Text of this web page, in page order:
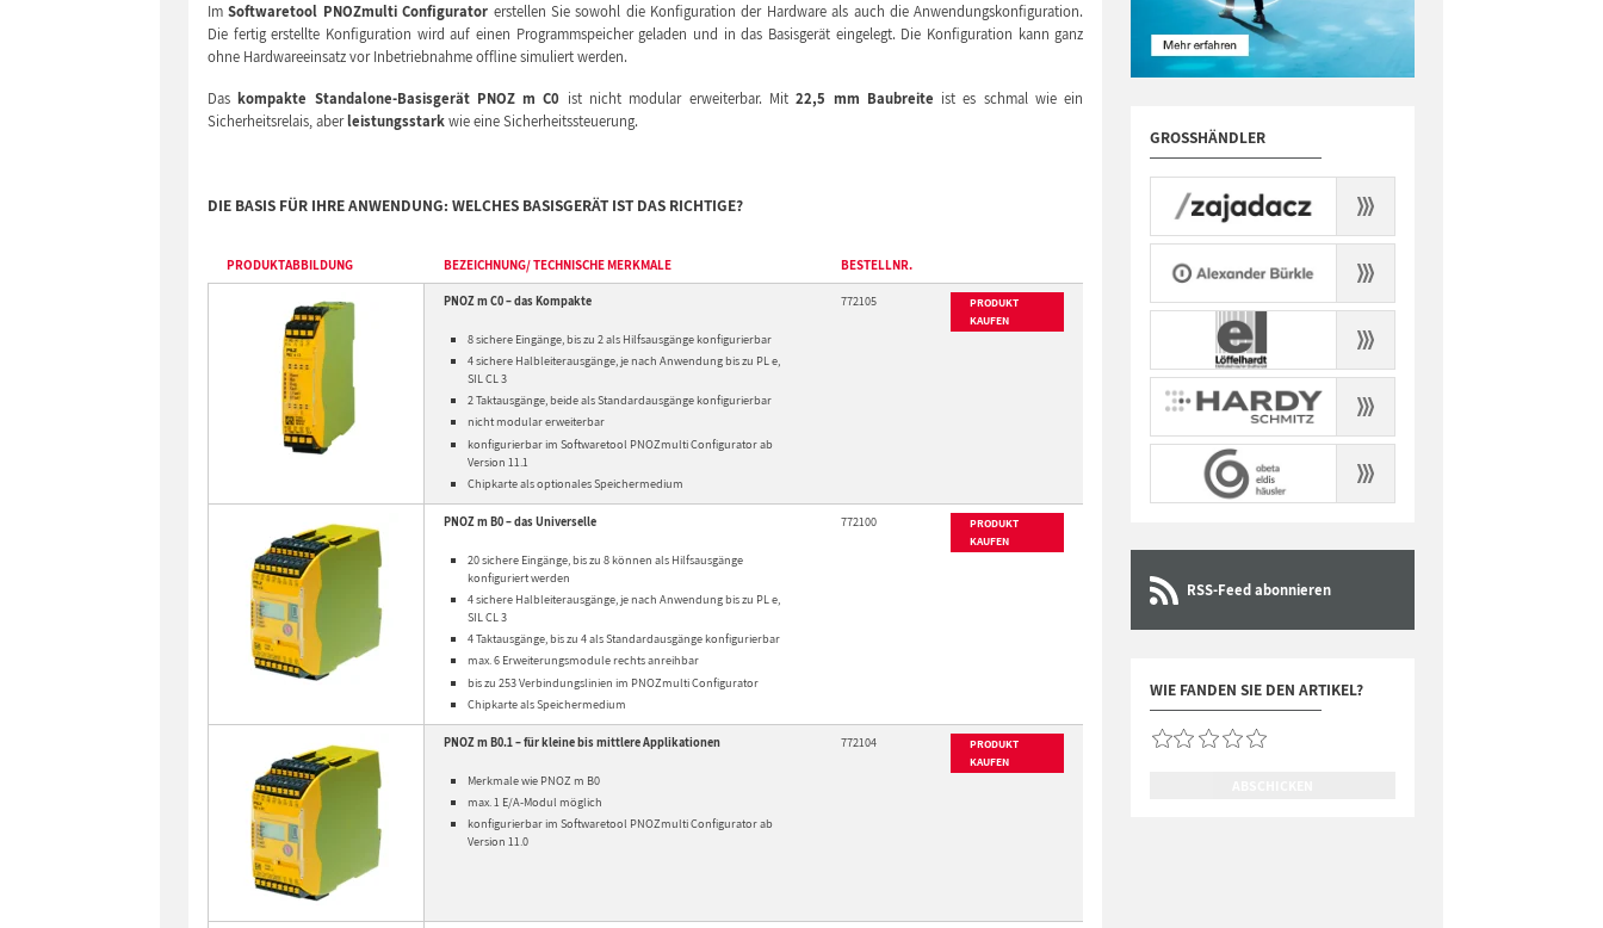
ImSoftwaretool PNOZmulti Configurator erstellen Sie sowohl die Konfiguration der Hardware als auch die Anwendungskonfiguration.
Die fertig erstellte Konfiguration wird auf einen Programmspeicher geladen und in das Basisgerät eingelegt. Die Konfiguration kann ganz
ohne Hardwareeinsatz vor Inbetriebnahme offline simuliert werden.
Das kompakte Standalone-Basisgerät PNOZ m C0 ist nicht modular erweiterbar. Mit22,5 mm Baubreite ist es schmal wie ein
Sicherheitsrelais, aberleistungsstarkwie eine Sicherheitssteuerung.
DIE BASIS FÜR IHRE ANWENDUNG: WELCHES BASISGERÄT IST DAS RICHTIGE?
PRODUKTABBILDUNG BEZEICHNUNG/ TECHNISCHE MERKMALE BESTELLNR.
PNOZ m C0 – das Kompakte
8 sichere Eingänge, bis zu 2 als Hilfsausgänge konfigurierbar
4 sichere Halbleiterausgänge, je nach Anwendung bis zu PL e,
SIL CL 3
2 Taktausgänge, beide als Standardausgänge konfigurierbar
nicht modular erweiterbar
konfigurierbar im Softwaretool PNOZmulti Configurator ab
Version 11.1
Chipkarte als optionales Speichermedium
772105
PRODUKT
KAUFEN
PNOZ m B0 – das Universelle
20 sichere Eingänge, bis zu 8 können als Hilfsausgänge
konfiguriert werden
4 sichere Halbleiterausgänge, je nach Anwendung bis zu PL e,
SIL CL 3
4 Taktausgänge, bis zu 4 als Standardausgänge konfigurierbar
max. 6 Erweiterungsmodule rechts anreihbar
bis zu 253 Verbindungslinien im PNOZmulti Configurator
Chipkarte als Speichermedium
772100
PRODUKT
KAUFEN
PNOZ m B0.1 – für kleine bis mittlere Applikationen
Merkmale wie PNOZ m B0
max. 1 E/A-Modul möglich
konfigurierbar im Softwaretool PNOZmulti Configurator ab
Version 11.0
772104
PRODUKT
KAUFEN
GROSSHÄNDLER
RSS-Feed abonnieren
WIE FANDEN SIE DEN ARTIKEL?